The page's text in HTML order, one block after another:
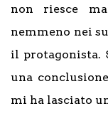
non riesce
nemmeno nei
il protagonista.
una
mi ha lasciato